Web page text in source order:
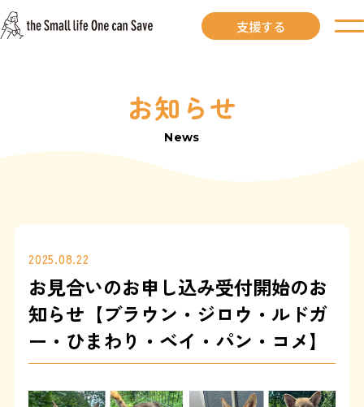
お知らせ
里親が見つかりました
よくある質問
支援する
お知らせ
News
2025.08.22
お見合いのお申し込み受付開始のお
知らせ【ブラウン・ジロウ・ルドガ
ー・ひまわり・ベイ・パン・コメ】